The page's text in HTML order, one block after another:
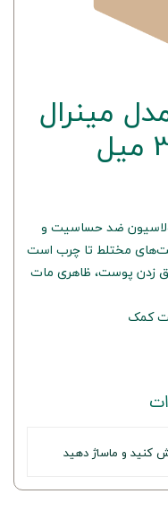
مینرال
کاپرا نیو شماره 403 با فرمولاسیون ضد حساسیت و
مختلط تا چرب است
زدن پوست، ظاهری مات
کمک
کنید و ماساژ دهید